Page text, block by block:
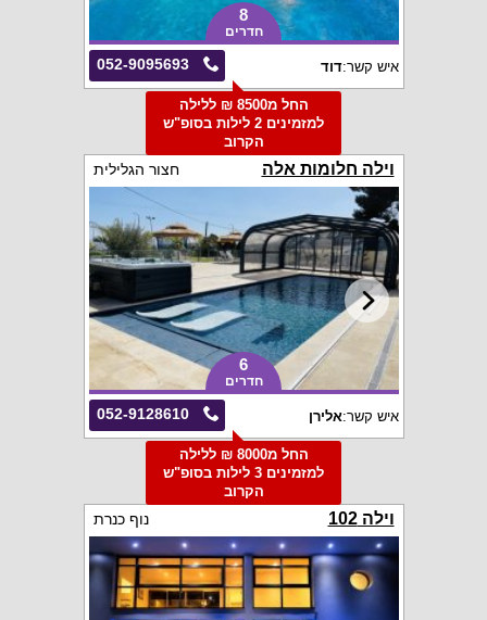
8
חדרים
052-9095693 איש קשר:דוד
החל מ8500 ₪ ללילה
למזמינים 2 לילות בסופ"ש
הקרוב
וילה חלומות אלה חצור הגלילית
6
חדרים
052-9128610 איש קשר:אלירן
החל מ8000 ₪ ללילה
למזמינים 3 לילות בסופ"ש
הקרוב
וילה 102 נוף כנרת